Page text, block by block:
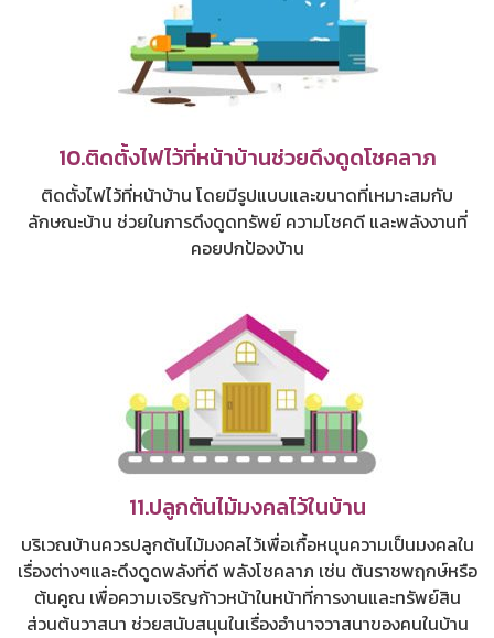
10.ติดตั้งไฟไว้ที่หน้าบ้านช่วยดึงดูดโชคลาภ
ติดตั้งไฟไว้ที่หน้าบ้าน โดยมีรูปแบบและขนาดที่เหมาะสมกับ
ลักษณะบ้าน ช่วยในการดึงดูดทรัพย์ ความโชคดี และพลังงานที่
คอยปกป้องบ้าน
11.ปลูกต้นไม้มงคลไว้ในบ้าน
บริเวณบ้านควรปลูกต้นไม้มงคลไว้เพื่อเกื้อหนุนความเป็นมงคลใน
เรื่องต่างๆและดึงดูดพลังที่ดี พลังโชคลาภ เช่น ต้นราชพฤกษ์หรือ
ต้นคูณ เพื่อความเจริญก้าวหน้าในหน้าที่การงานและทรัพย์สิน
ส่วนต้นวาสนา ช่วยสนับสนุนในเรื่องอำนาจวาสนาของคนในบ้าน